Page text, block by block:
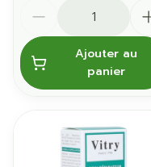
Ajouter au
panier